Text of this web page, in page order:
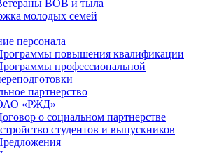
ВОВ и тыла
молодых семей
персонала
повышения квалификации
профессиональной
партнерство
«РЖД»
о социальном партнерстве
студентов и выпускников